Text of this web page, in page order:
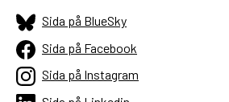
Sida på BlueSky
Sida på Facebook
Sida på Instagram